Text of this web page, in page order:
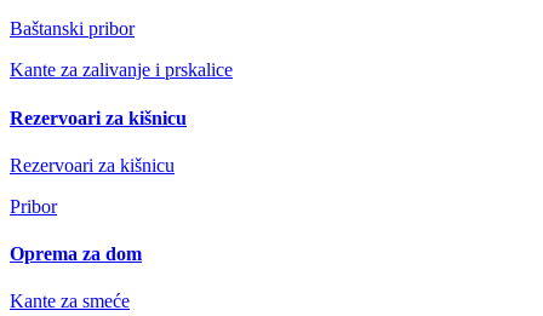
Baštanski pribor
Kante za zalivanje i prskalice
Rezervoari za kišnicu
Rezervoari za kišnicu
Pribor
Oprema za dom
Kante za smeće